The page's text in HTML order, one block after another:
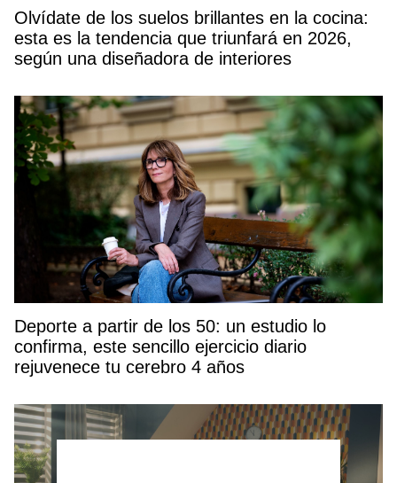
Olvídate de los suelos brillantes en la cocina:
esta es la tendencia que triunfará en 2026,
según una diseñadora de interiores
Deporte a partir de los 50: un estudio lo
confirma, este sencillo ejercicio diario
rejuvenece tu cerebro 4 años